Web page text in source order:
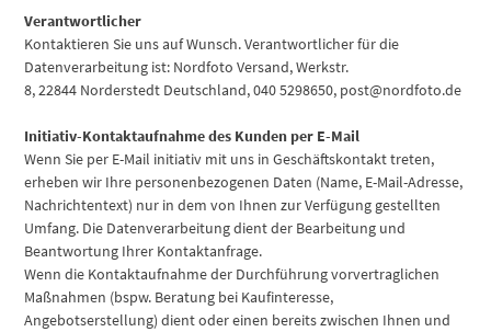
Verantwortlicher
Kontaktieren Sie uns auf Wunsch. Verantwortlicher für die
Datenverarbeitung ist: Nordfoto Versand, Werkstr.
8, 22844 Norderstedt Deutschland, 040 5298650, post@nordfoto.de
Initiativ-Kontaktaufnahme des Kunden per E-Mail
Wenn Sie per E-Mail initiativ mit uns in Geschäftskontakt treten,
erheben wir Ihre personenbezogenen Daten (Name, E-Mail-Adresse,
Nachrichtentext) nur in dem von Ihnen zur Verfügung gestellten
Umfang. Die Datenverarbeitung dient der Bearbeitung und
Beantwortung Ihrer Kontaktanfrage.
Wenn die Kontaktaufnahme der Durchführung vorvertraglichen
Maßnahmen (bspw. Beratung bei Kaufinteresse,
Angebotserstellung) dient oder einen bereits zwischen Ihnen und